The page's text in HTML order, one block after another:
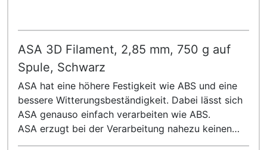
ASA 3D Filament, 2,85 mm, 750 g auf
Spule, Schwarz
ASA hat eine höhere Festigkeit wie ABS und eine
bessere Witterungsbeständigkeit. Dabei lässt sich
ASA genauso einfach verarbeiten wie ABS.
ASA erzugt bei der Verarbeitung nahezu keinen
Geruch!